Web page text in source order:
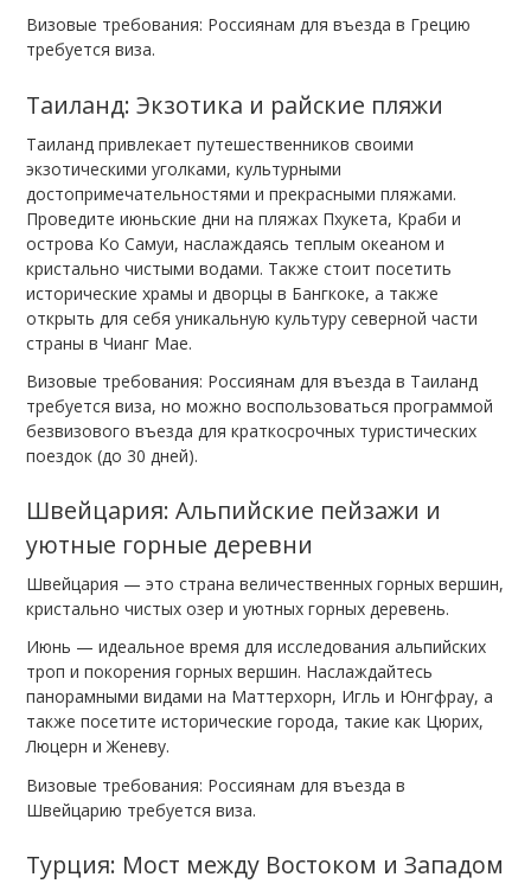
Визовые требования: Россиянам для въезда в Грецию
требуется виза.
Таиланд: Экзотика и райские пляжи
Таиланд привлекает путешественников своими
экзотическими уголками, культурными
достопримечательностями и прекрасными пляжами.
Проведите июньские дни на пляжах Пхукета, Краби и
острова Ко Самуи, наслаждаясь теплым океаном и
кристально чистыми водами. Также стоит посетить
исторические храмы и дворцы в Бангкоке, а также
открыть для себя уникальную культуру северной части
страны в Чианг Мае.
Визовые требования: Россиянам для въезда в Таиланд
требуется виза, но можно воспользоваться программой
безвизового въезда для краткосрочных туристических
поездок (до 30 дней).
Швейцария: Альпийские пейзажи и
уютные горные деревни
Швейцария — это страна величественных горных вершин,
кристально чистых озер и уютных горных деревень.
Июнь — идеальное время для исследования альпийских
троп и покорения горных вершин. Наслаждайтесь
панорамными видами на Маттерхорн, Игль и Юнгфрау, а
также посетите исторические города, такие как Цюрих,
Люцерн и Женеву.
Визовые требования: Россиянам для въезда в
Швейцарию требуется виза.
Турция: Мост между Востоком и Западом